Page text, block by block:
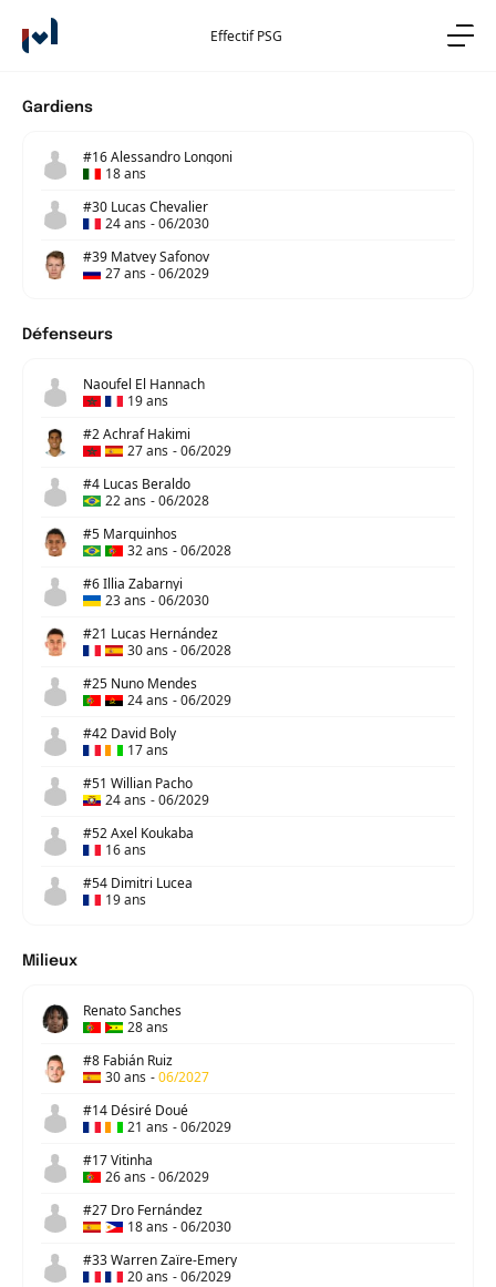
Effectif PSG
Gardiens
#16 Alessandro Longoni
18 ans
#30 Lucas Chevalier
24 ans -06/2030
#39 Matvey Safonov
27 ans -06/2029
Défenseurs
Naoufel El Hannach
19 ans
#2 Achraf Hakimi
27 ans -06/2029
#4 Lucas Beraldo
22 ans -06/2028
#5 Marquinhos
32 ans -06/2028
#6 Illia Zabarnyi
23 ans -06/2030
#21 Lucas Hernández
30 ans -06/2028
#25 Nuno Mendes
24 ans -06/2029
#42 David Boly
17 ans
#51 Willian Pacho
24 ans -06/2029
#52 Axel Koukaba
16 ans
#54 Dimitri Lucea
19 ans
Milieux
Renato Sanches
28 ans
#8 Fabián Ruiz
30 ans -06/2027
#14 Désiré Doué
21 ans -06/2029
#17 Vitinha
26 ans -06/2029
#27 Dro Fernández
18 ans -06/2030
#33 Warren Zaïre-Emery
20 ans -06/2029